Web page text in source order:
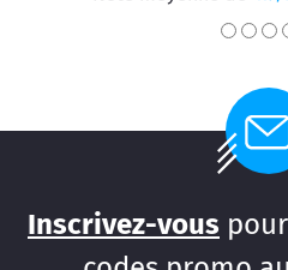
Inscrivez-vous